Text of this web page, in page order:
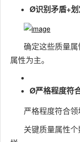
Ø识别矛盾+
确定这些质量
属性为主。
Ø严格程度符
严格程度符合领
关键质量属性个